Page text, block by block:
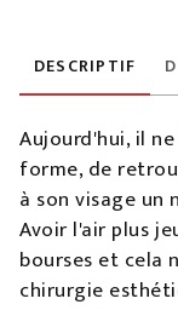
DESCRIPTIF
Aujourd'hui, il
forme, de
à son visage un
Avoir l'air plus
bourses et cela
chirurgie